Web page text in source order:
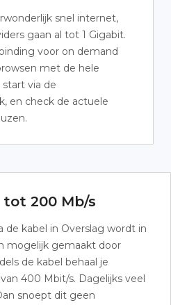
snel internet,
gaan al tot 1 Gigabit.
voor on demand
met de hele
start via de
en check de actuele
tot 200 Mb/s
de kabel in Overslag wordt in
mogelijk gemaakt door
de kabel behaal je
400 Mbit/s. Dagelijks veel
snoept dit geen